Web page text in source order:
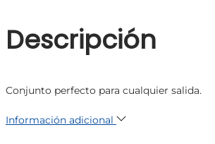
Descripción
Conjunto perfecto para cualquier salida.
Información adicional